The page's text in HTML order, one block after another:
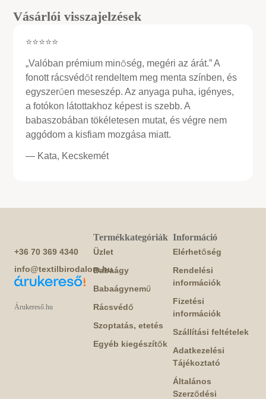
Vásárlói visszajelzések
⭐⭐⭐⭐⭐
„Valóban prémium minőség, megéri az árát.” A
fonott rácsvédőt rendeltem meg menta színben, és
egyszerűen meseszép. Az anyaga puha, igényes,
a fotókon látottakhoz képest is szebb. A
babaszobában tökéletesen mutat, és végre nem
aggódom a kisfiam mozgása miatt.
— Kata, Kecskemét
+36 70 369 4340
info@textilbirodalom.hu
Árukereső.hu
Termékkategóriák
Üzlet
Babaágy
Babaágynemű
Rácsvédő
Szoptatás, etetés
Egyéb kiegészítők
Információ
Elérhetőség
Rendelési
információk
Fizetési
információk
Szállítási feltételek
Adatkezelési
Tájékoztató
Általános
Szerződési